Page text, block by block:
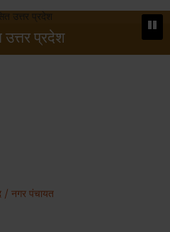
प्रदेश
/ नगर पंचायत